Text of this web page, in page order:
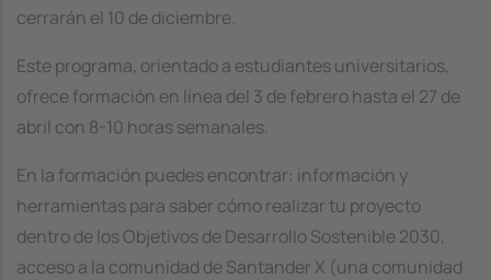
cerrarán el 10 de diciembre.
Este programa, orientado a estudiantes universitarios,
ofrece formación en línea del 3 de febrero hasta el 27 de
abril con 8-10 horas semanales.
En la formación puedes encontrar: información y
herramientas para saber cómo realizar tu proyecto
dentro de los Objetivos de Desarrollo Sostenible 2030,
acceso a la comunidad de Santander X (una comunidad